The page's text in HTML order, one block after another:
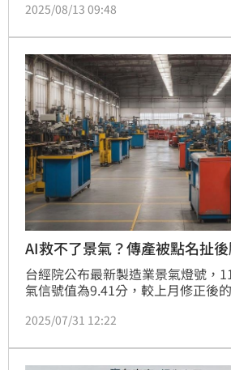
立委、哈德遜研究所資深研究員許
他還說，不要陷入「批評症候群」
政，負責談判的專業人員幾乎是同
庫專家（中經院、台經院等）；貿
「鍵盤比賽」，
2025/08/13 09:48
AI救不了景氣？傳產被點名扯後
台經院公布最新製造業景氣燈號，
氣信號值為9.41分，較上月修正後
管外部市場回溫與台股上漲推升部
甦力道依然不足。
2025/07/31 12:22